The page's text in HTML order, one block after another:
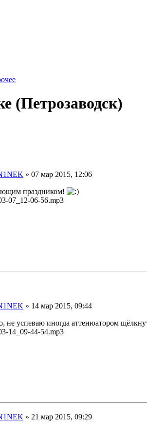
(Петрозаводск)
» 07 мар 2015, 12:06
праздником!
07_12-06-56.mp3
» 14 мар 2015, 09:44
не успеваю иногда аттенюатором
14_09-44-54.mp3
» 21 мар 2015, 09:29